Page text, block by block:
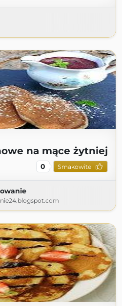
na mące żytniej
0 Smakowite